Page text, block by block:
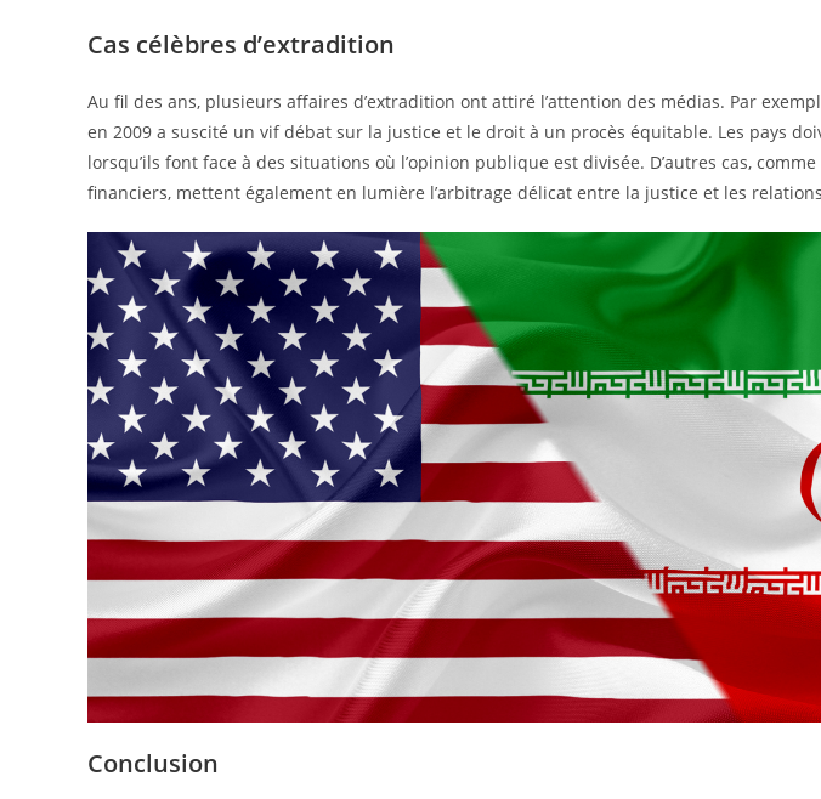
Cas célèbres d’extradition
Au fil des ans, plusieurs affaires d’extradition ont attiré l’attention des médias. Par
en 2009 a suscité un vif débat sur la justice et le droit à un procès équitable. Les pays
lorsqu’ils font face à des situations où l’opinion publique est divisée. D’autres cas,
financiers, mettent également en lumière l’arbitrage délicat entre la justice et les
Conclusion